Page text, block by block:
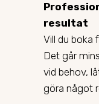
resultat
Vill du boka
Det går
vid behov,
göra något